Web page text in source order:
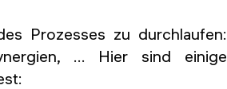
Prozesses zu durchlaufen:
... Hier sind einige